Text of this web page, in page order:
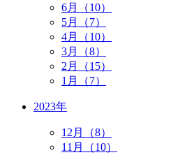
6月（10）
5月（7）
4月（10）
3月（8）
2月（15）
1月（7）
2023年
12月（8）
11月（10）